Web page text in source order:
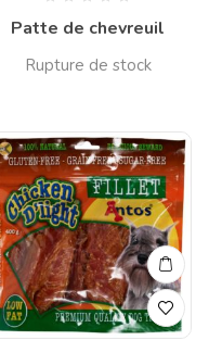
Patte de chevreuil